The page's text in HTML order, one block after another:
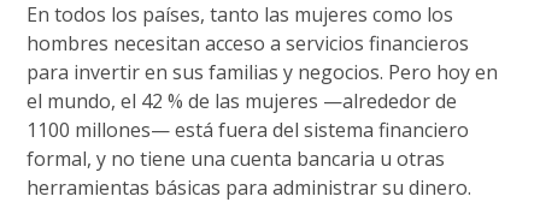
En todos los países, tanto las mujeres como los
hombres necesitan acceso a servicios financieros
para invertir en sus familias y negocios. Pero hoy en
el mundo, el 42 % de las mujeres —alrededor de
1100 millones— está fuera del sistema financiero
formal, y no tiene una cuenta bancaria u otras
herramientas básicas para administrar su dinero.